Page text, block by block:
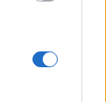
- Ζέστη και